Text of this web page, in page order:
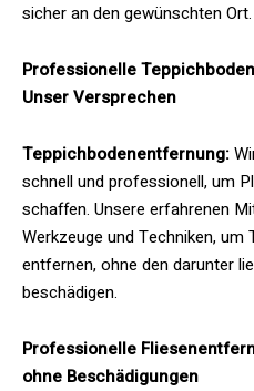
sicher an den gewünschten Ort.
Professionelle
Unser Versprechen
Teppichbodenentfernung:
schnell und professionell, um
schaffen. Unsere erfahrenen
Werkzeuge und Techniken,
entfernen, ohne den darunter
beschädigen.
Professionelle
ohne Beschädigungen